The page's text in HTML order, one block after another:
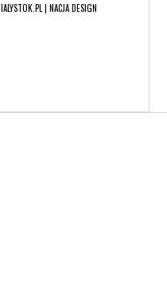
| NACJA DESIGN